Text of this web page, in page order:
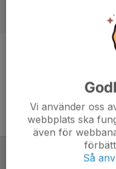
ALLA ÅR
Vi använder oss
webbplats ska
även för
Så